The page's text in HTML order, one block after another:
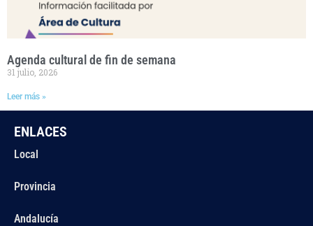
Agenda cultural de fin de semana
31 julio, 2026
Leer más »
ENLACES
Local
Provincia
Andalucía